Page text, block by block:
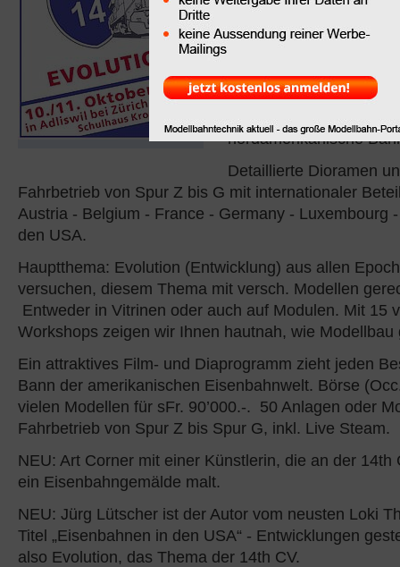
Schulhaus
bei Zürich
die amerikanische
Unsere Convention ist
grösste Ausstellung für
nordamerikanische
Detaillierte Dioramen
Fahrbetrieb von Spur Z bis G mit internationaler
Austria - Belgium - France - Germany - Luxembourg
den USA.
Hauptthema: Evolution (Entwicklung) aus allen
versuchen, diesem Thema mit versch. Modellen
Entweder in Vitrinen oder auch auf Modulen. Mit 15
Workshops zeigen wir Ihnen hautnah, wie Modellbau
Ein attraktives Film- und Diaprogramm zieht jeden
Bann der amerikanischen Eisenbahnwelt. Börse
vielen Modellen für sFr. 90’000.-. 50 Anlagen oder
Fahrbetrieb von Spur Z bis Spur G, inkl. Live Steam.
NEU: Art Corner mit einer Künstlerin, die an der 14th
ein Eisenbahngemälde malt.
NEU: Jürg Lütscher ist der Autor vom neusten Loki
Titel „Eisenbahnen in den USA“ - Entwicklungen
also Evolution, das Thema der 14th CV.